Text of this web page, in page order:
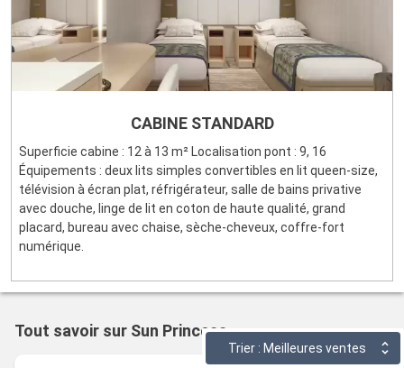
Trier : Meilleures ventes
CABINE STANDARD
Superficie cabine : 12 à 13 m² Localisation pont : 9, 16
Équipements : deux lits simples convertibles en lit queen-size,
télévision à écran plat, réfrigérateur, salle de bains privative
avec douche, linge de lit en coton de haute qualité, grand
placard, bureau avec chaise, sèche-cheveux, coffre-fort
numérique.
Tout savoir sur Sun Princess